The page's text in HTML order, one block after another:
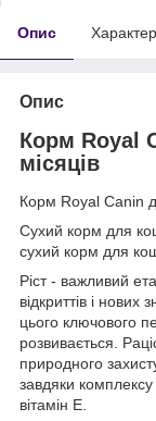
Опис
Опис
Корм Royal
місяців
Корм Royal Canin
Сухий корм для
сухий корм для
Ріст - важливий
відкриттів і
цього ключового
розвивається.
природного
завдяки комплексу
вітамін Е.